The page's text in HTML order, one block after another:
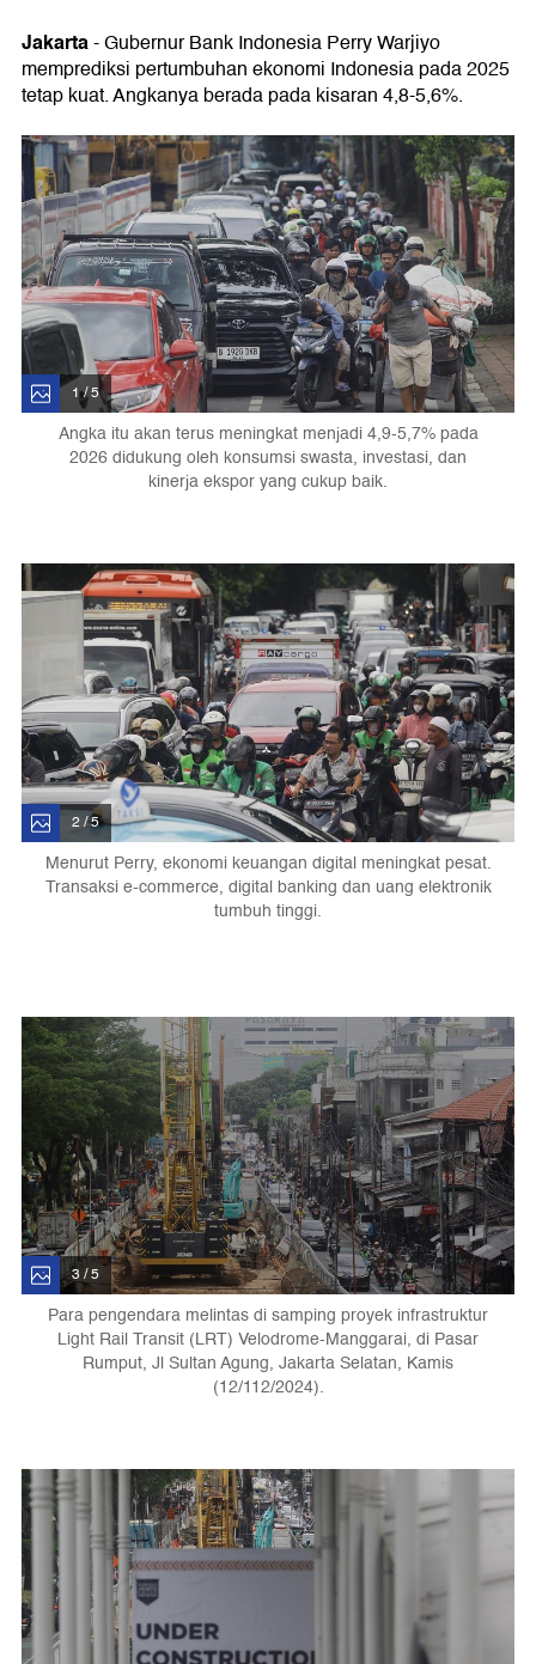
Jakarta- Gubernur Bank Indonesia Perry Warjiyo
memprediksi pertumbuhan ekonomi Indonesia pada 2025
tetap kuat. Angkanya berada pada kisaran 4,8-5,6%.
1 / 5
Angka itu akan terus meningkat menjadi 4,9-5,7% pada
2026 didukung oleh konsumsi swasta, investasi, dan
kinerja ekspor yang cukup baik.
2 / 5
Menurut Perry, ekonomi keuangan digital meningkat pesat.
Transaksi e-commerce, digital banking dan uang elektronik
tumbuh tinggi.
3 / 5
Para pengendara melintas di samping proyek infrastruktur
Light Rail Transit (LRT) Velodrome-Manggarai, di Pasar
Rumput, Jl Sultan Agung, Jakarta Selatan, Kamis
(12/112/2024).